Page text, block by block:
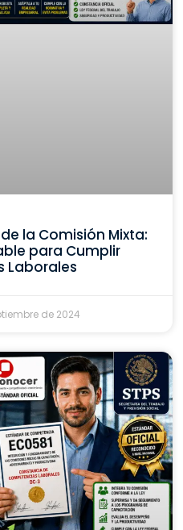
la Comisión Mixta:
para Cumplir
Laborales
de 2024